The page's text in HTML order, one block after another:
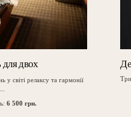
для двох
у світі релаксу та гармонії
6 500 грн.